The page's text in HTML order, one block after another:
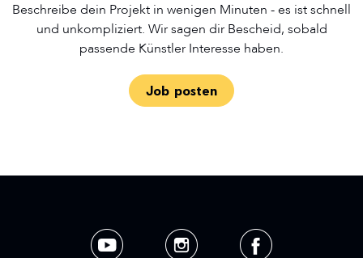
Beschreibe dein Projekt in wenigen Minuten - es ist schnell
und unkompliziert. Wir sagen dir Bescheid, sobald
passende Künstler Interesse haben.
Job posten